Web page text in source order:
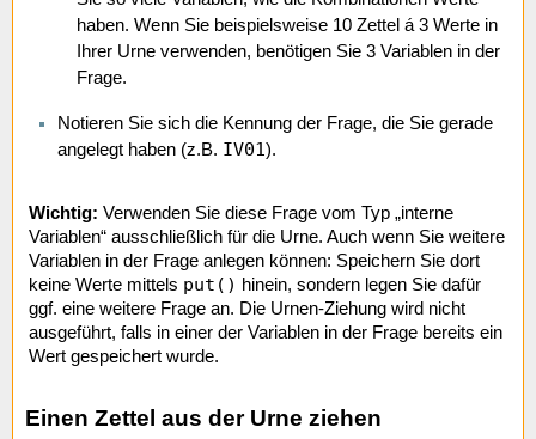
haben. Wenn Sie beispielsweise 10 Zettel á 3 Werte in
Ihrer Urne verwenden, benötigen Sie 3 Variablen in der
Frage.
Notieren Sie sich die Kennung der Frage, die Sie gerade
angelegt haben (z.B. IV01).
Wichtig: Verwenden Sie diese Frage vom Typ „interne
Variablen“ ausschließlich für die Urne. Auch wenn Sie weitere
Variablen in der Frage anlegen können: Speichern Sie dort
keine Werte mittels put() hinein, sondern legen Sie dafür
ggf. eine weitere Frage an. Die Urnen-Ziehung wird nicht
ausgeführt, falls in einer der Variablen in der Frage bereits ein
Wert gespeichert wurde.
Einen Zettel aus der Urne ziehen